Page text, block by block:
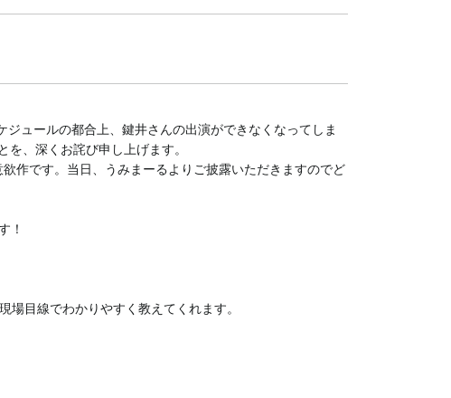
ュールの都合上、鍵井さんの出演ができなくなってしま
、深くお詫び申し上げます。
作です。当日、うみまーるよりご披露いただきますのでど
！
目線でわかりやすく教えてくれます。